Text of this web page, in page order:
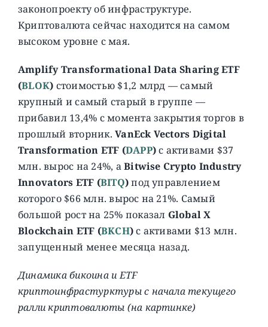
законопроекту об инфраструктуре.
Криптовалюта сейчас находится на самом
высоком уровне с мая.
Amplify Transformational Data Sharing ETF
(BLOK) стоимостью $1,2 млрд — самый
крупный и самый старый в группе —
прибавил 13,4% с момента закрытия торгов в
прошлый вторник.VanEck Vectors Digital
Transformation ETF (DAPP)с активами $37
млн. вырос на 24%, аBitwise Crypto Industry
Innovators ETF (BITQ)под управлением
которого $66 млн. вырос на 21%. Самый
большой рост на 25% показал Global X
Blockchain ETF (BKCH)с активами $13 млн.
запущенный менее месяца назад.
Динамика бикоина и ETF
криптоинфрастурктуры с начала текущего
ралли криптовалюты (на картинке)